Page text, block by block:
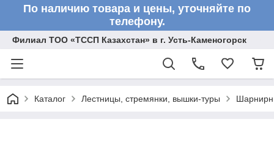
По наличию товара и цены, уточняйте по
телефону.
Филиал ТОО «ТССП Казахстан» в г. Усть-Каменогорск
Каталог Лестницы, стремянки, вышки-туры